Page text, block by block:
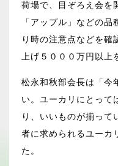
荷場で、目ぞろえ会を
「アップル」などの
り時の注意点などを確
上げ５０００万円以上
松永和秋部会長は「今
い。ユーカリにとって
り、いいものが揃って
者に求められるユーカ
た。